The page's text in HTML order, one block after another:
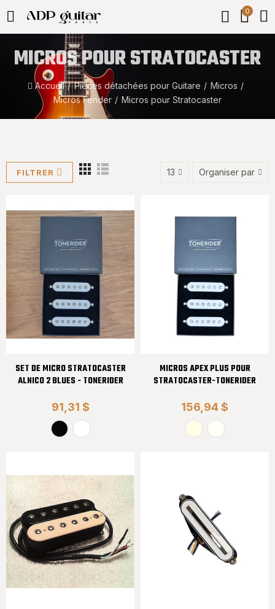
0
MICROS POUR STRATOCASTER
Accueil Pièces détachées pour Guitare
Micros
Micros Fender
Micros pour Stratocaster
FILTRER 13 Organiser par
SET DE MICRO STRATOCASTER
ALNICO 2 BLUES - TONERIDER
91,31 $
MICROS APEX PLUS POUR
STRATOCASTER-TONERIDER
156,94 $